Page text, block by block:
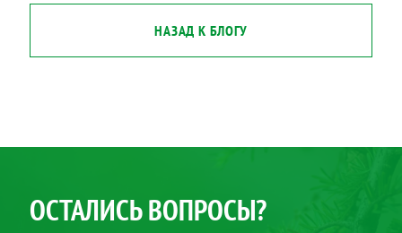
НАЗАД К БЛОГУ
ОСТАЛИСЬ ВОПРОСЫ?